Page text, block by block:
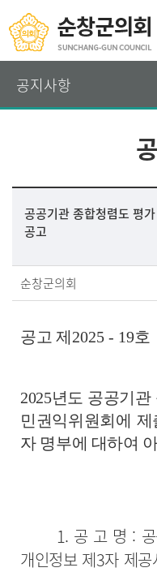
공지사항
공공기관 종합청렴도 평
공고
순창군의회
공고 제 2025 - 19호
2025년도 공공기
민권익위원회에
자 명부에 대하여
1. 공 고 명 : 공
개인정보 제3자 제공